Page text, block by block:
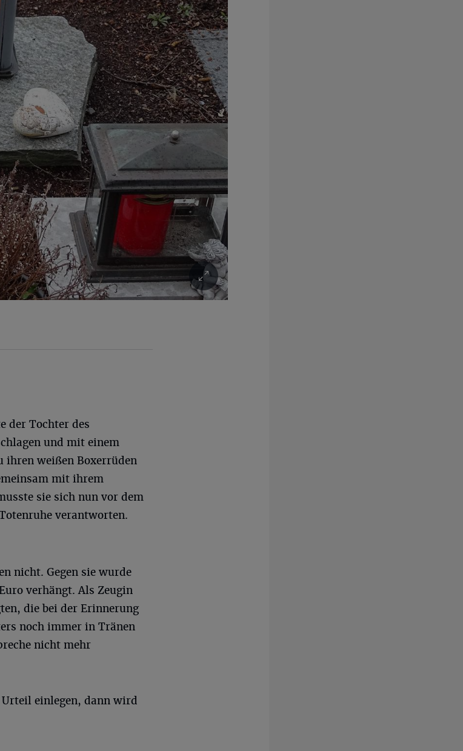
der Tochter des
und mit einem
ihren weißen Boxerrüden
mit ihrem
sie sich nun vor dem
verantworten.
nicht. Gegen sie wurde
verhängt. Als Zeugin
die bei der Erinnerung
noch immer in Tränen
nicht mehr
Urteil einlegen, dann wird